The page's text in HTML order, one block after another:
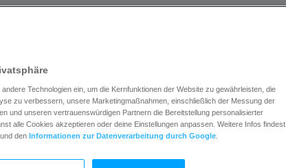
Technologien ein, um die Kernfunktionen der Website zu gewährleisten, die
zu verbessern, unsere Marketingmaßnahmen, einschließlich der Messung der
und unseren vertrauenswürdigen Partnern die Bereitstellung personalisierter
alle Cookies akzeptieren oder deine Einstellungen anpassen. Weitere Infos findest
und den Informationen zur Datenverarbeitung durch Google